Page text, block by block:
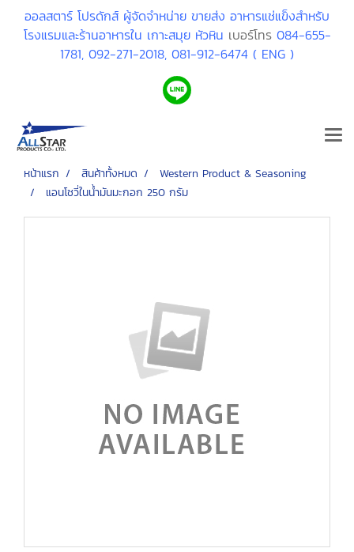
ออลสตาร์ โปรดักส์ ผู้จัดจำหน่าย ขายส่ง อาหารแช่แข็งสำหรับ
โรงแรมและร้านอาหารใน เกาะสมุย หัวหิน เบอร์โทร 084-655-
1781, 092-271-2018, 081-912-6474 ( ENG )
หน้าแรก สินค้าทั้งหมด
Western Product & Seasoning
แอนโชวี่ในน้ำมันมะกอก 250 กรัม